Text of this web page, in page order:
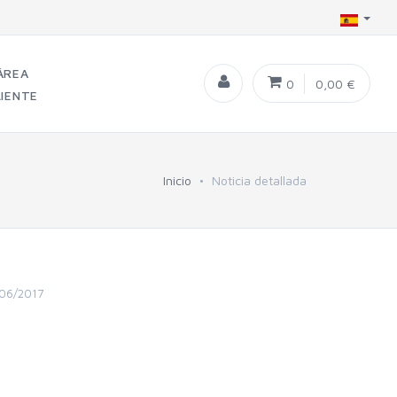
0 0,00 €
Inicio Noticia detallada
2017